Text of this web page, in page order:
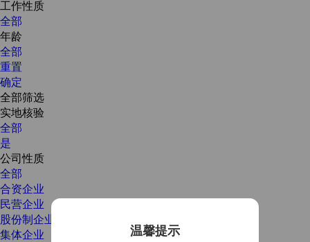
温馨提示
工作性质
全部
年龄
全部
重置
确定
全部筛选
实地核验
全部
是
公司性质
全部
合资企业
民营企业
股份制企业
集体企业